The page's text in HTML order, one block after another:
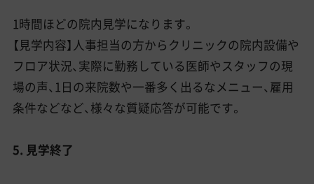
1時間ほどの院内見学になります。
【見学内容】人事担当の方からクリニックの院内設備や
フロア状況、実際に勤務している医師やスタッフの現
場の声、1日の来院数や一番多く出るなメニュー、雇用
条件などなど、様々な質疑応答が可能です。
5. 見学終了